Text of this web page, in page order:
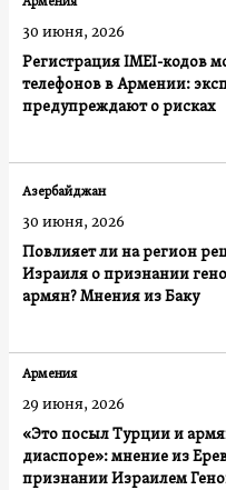
Регистрация IMEI-кодов
телефонов в Армении:
предупреждают о рисках
30 июня, 2026
Повлияет ли на регион
Израиля о признании
армян? Мнения из Баку
Азербайджан
30 июня, 2026
«Это посыл Турции и
диаспоре»: мнение из
признании Израилем
Армения
29 июня, 2026